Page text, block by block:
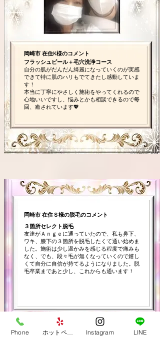
フラッシュピール＋毛穴洗浄コース
自分の肌がだんだん綺麗になっていくのが実感
できて特に肌のハリもでてきたし感動していま
す！
本当に丁寧にやさしく施術をやってくれるので
心地いいですし、悩みとかも相談できるので毎
回、癒されています💖
岡崎市 在住K様のコメント
３箇所セレクト脱毛
友達がＡｎｇｅに通っていたので、私も鼻下、
ワキ、膝下の３箇所を脱毛したくて通い始めま
した。施術は少し温かみを感じる程度で痛みも
なく、でも、段々毛が無くなっていくので嬉し
くて自分に自信が持てるようになりました。脱
毛卒業まであと少し、これからも通います！
岡崎市 在住Ｓ様の脱毛のコメント
Phone ホットペッパービューティ Instagram LINE